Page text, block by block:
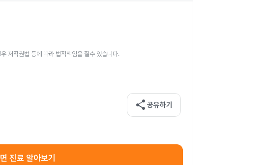
저작권법 등에 따라 법적책임을 질수 있습니다.
share 공유하기
진료 알아보기